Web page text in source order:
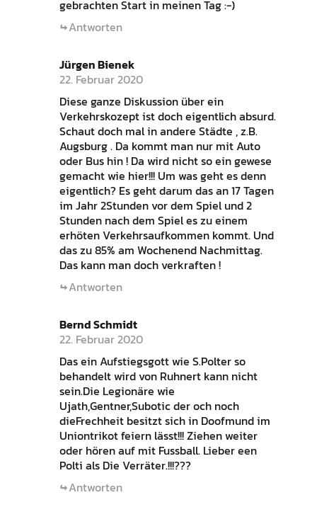
gebrachten Start in meinen Tag :-)
Antworten
Jürgen Bienek
22. Februar 2020
Diese ganze Diskussion über ein
Verkehrskozept ist doch eigentlich absurd.
Schaut doch mal in andere Städte , z.B.
Augsburg . Da kommt man nur mit Auto
oder Bus hin ! Da wird nicht so ein gewese
gemacht wie hier!!! Um was geht es denn
eigentlich? Es geht darum das an 17 Tagen
im Jahr 2Stunden vor dem Spiel und 2
Stunden nach dem Spiel es zu einem
erhöten Verkehrsaufkommen kommt. Und
das zu 85% am Wochenend Nachmittag.
Das kann man doch verkraften !
Antworten
Bernd Schmidt
22. Februar 2020
Das ein Aufstiegsgott wie S.Polter so
behandelt wird von Ruhnert kann nicht
sein.Die Legionäre wie
Ujath,Gentner,Subotic der och noch
dieFrechheit besitzt sich in Doofmund im
Uniontrikot feiern lässt!!! Ziehen weiter
oder hören auf mit Fussball. Lieber een
Polti als Die Verräter.!!!???
Antworten